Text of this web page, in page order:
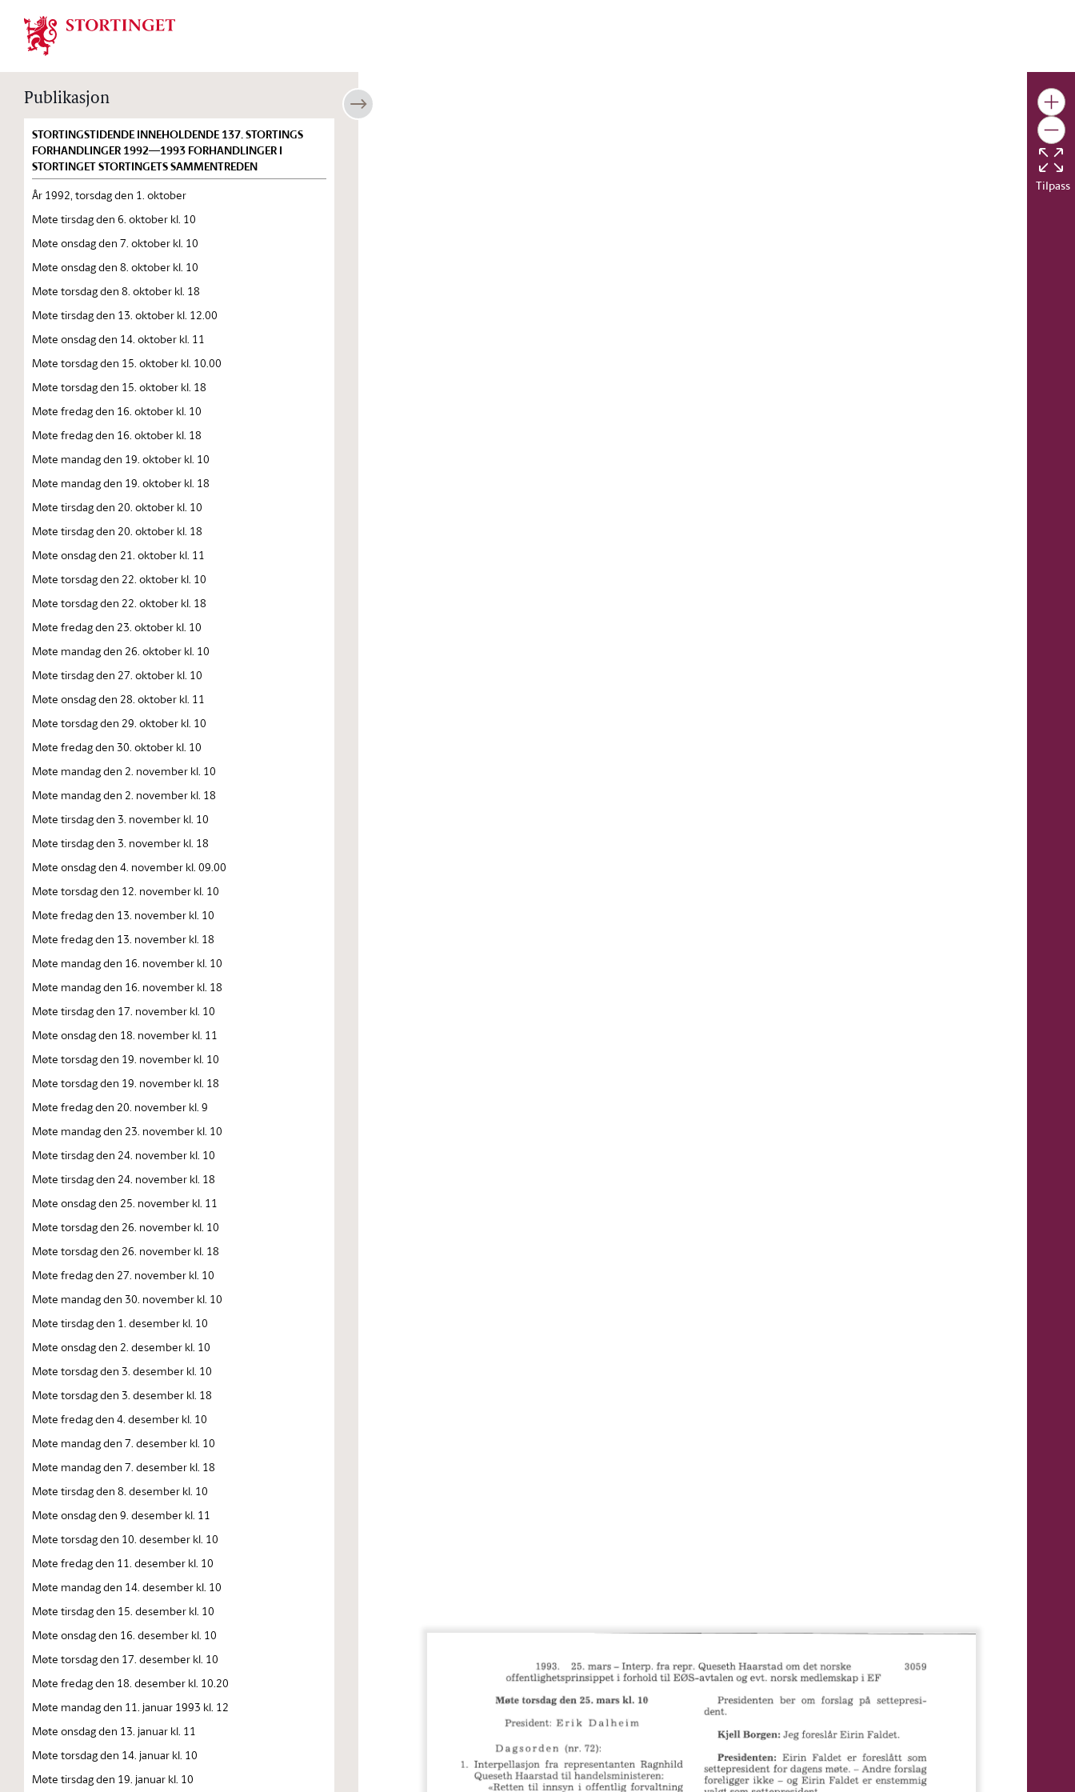
Stortinget.no
Publikasjon
STORTINGSTIDENDE INNEHOLDENDE 137. STORTINGS
FORHANDLINGER 1992—1993 FORHANDLINGER I
STORTINGET STORTINGETS SAMMENTREDEN
År 1992, torsdag den 1. oktober
Møte tirsdag den 6. oktober kl. 10
Møte onsdag den 7. oktober kl. 10
Møte onsdag den 8. oktober kl. 10
Møte torsdag den 8. oktober kl. 18
Møte tirsdag den 13. oktober kl. 12.00
Møte onsdag den 14. oktober kl. 11
Møte torsdag den 15. oktober kl. 10.00
Møte torsdag den 15. oktober kl. 18
Møte fredag den 16. oktober kl. 10
Møte fredag den 16. oktober kl. 18
Møte mandag den 19. oktober kl. 10
Møte mandag den 19. oktober kl. 18
Møte tirsdag den 20. oktober kl. 10
Møte tirsdag den 20. oktober kl. 18
Møte onsdag den 21. oktober kl. 11
Møte torsdag den 22. oktober kl. 10
Møte torsdag den 22. oktober kl. 18
Møte fredag den 23. oktober kl. 10
Møte mandag den 26. oktober kl. 10
Møte tirsdag den 27. oktober kl. 10
Møte onsdag den 28. oktober kl. 11
Møte torsdag den 29. oktober kl. 10
Møte fredag den 30. oktober kl. 10
Møte mandag den 2. november kl. 10
Møte mandag den 2. november kl. 18
Møte tirsdag den 3. november kl. 10
Møte tirsdag den 3. november kl. 18
Møte onsdag den 4. november kl. 09.00
Møte torsdag den 12. november kl. 10
Møte fredag den 13. november kl. 10
Møte fredag den 13. november kl. 18
Møte mandag den 16. november kl. 10
Møte mandag den 16. november kl. 18
Møte tirsdag den 17. november kl. 10
Møte onsdag den 18. november kl. 11
Møte torsdag den 19. november kl. 10
Møte torsdag den 19. november kl. 18
Møte fredag den 20. november kl. 9
Møte mandag den 23. november kl. 10
Møte tirsdag den 24. november kl. 10
Møte tirsdag den 24. november kl. 18
Møte onsdag den 25. november kl. 11
Møte torsdag den 26. november kl. 10
Møte torsdag den 26. november kl. 18
Møte fredag den 27. november kl. 10
Møte mandag den 30. november kl. 10
Møte tirsdag den 1. desember kl. 10
Møte onsdag den 2. desember kl. 10
Møte torsdag den 3. desember kl. 10
Møte torsdag den 3. desember kl. 18
Møte fredag den 4. desember kl. 10
Møte mandag den 7. desember kl. 10
Møte mandag den 7. desember kl. 18
Møte tirsdag den 8. desember kl. 10
Møte onsdag den 9. desember kl. 11
Møte torsdag den 10. desember kl. 10
Møte fredag den 11. desember kl. 10
Møte mandag den 14. desember kl. 10
Møte tirsdag den 15. desember kl. 10
Møte onsdag den 16. desember kl. 10
Møte torsdag den 17. desember kl. 10
Møte fredag den 18. desember kl. 10.20
Møte mandag den 11. januar 1993 kl. 12
Møte onsdag den 13. januar kl. 11
Møte torsdag den 14. januar kl. 10
Møte tirsdag den 19. januar kl. 10